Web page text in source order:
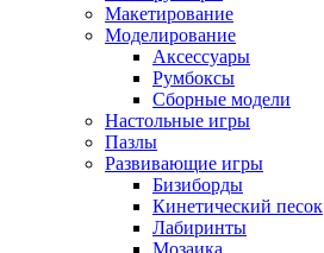
Макетирование
Моделирование
Аксессуары
Румбоксы
Сборные модели
Настольные игры
Пазлы
Развивающие игры
Бизиборды
Кинетический песок
Лабиринты
Мозаика